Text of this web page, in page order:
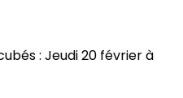
: Jeudi 20 février à